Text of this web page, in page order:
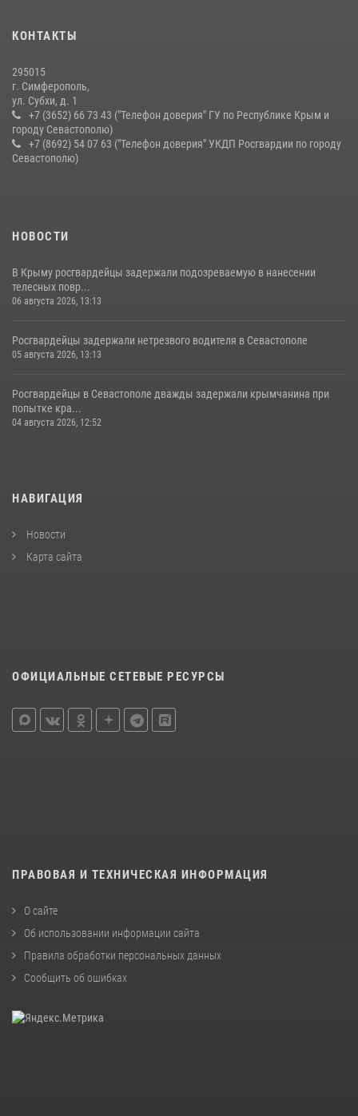
В крымской столице росгвардейцы задержали подозреваемую в
10 июля 2026, 15:10
КОНТАКТЫ
295015
г. Симферополь,
ул. Субхи, д. 1
+7 (3652) 66 73 43 ("Телефон доверия" ГУ по Республике Крым и
городу Севастополю)
+7 (8692) 54 07 63 ("Телефон доверия" УКДП Росгвардии по городу
Севастополю)
НОВОСТИ
В Крыму росгвардейцы задержали подозреваемую в нанесении
телесных повр...
06 августа 2026, 13:13
Росгвардейцы задержали нетрезвого водителя в Севастополе
05 августа 2026, 13:13
Росгвардейцы в Севастополе дважды задержали крымчанина при
попытке кра...
04 августа 2026, 12:52
НАВИГАЦИЯ
Новости
Карта сайта
ОФИЦИАЛЬНЫЕ СЕТЕВЫЕ РЕСУРСЫ
ПРАВОВАЯ И ТЕХНИЧЕСКАЯ ИНФОРМАЦИЯ
О сайте
Об использовании информации сайта
Правила обработки персональных данных
Сообщить об ошибках